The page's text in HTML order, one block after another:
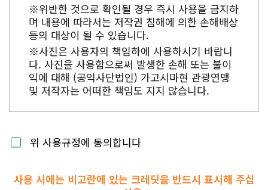
※위반한 것으로 확인될 경우 즉시 사용을 금지하
며 내용에 따라서는 저작권 침해에 의한 손해배상
등의 대상이 될 수 있습니다.
※사진은 사용자의 책임하에 사용하시기 바랍니
다. 사진을 사용함으로써 발생한 손해 또는 불이
익에 대해 (공익사단법인) 가고시마현 관광연맹
및 저작자는 어떠한 책임도 지지 않습니다.
위 사용규정에 동의합니다
사용 시에는 비고란에 있는 크레딧을 반드시 표시해 주십